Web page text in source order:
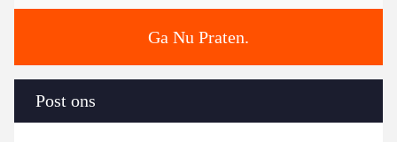
Ga Nu Praten.
Post ons